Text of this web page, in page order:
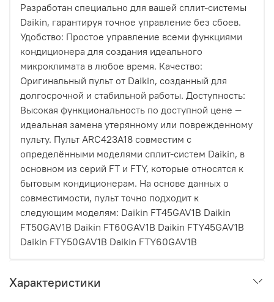
Разработан специально для вашей сплит-системы
Daikin, гарантируя точное управление без сбоев.
Удобство: Простое управление всеми функциями
кондиционера для создания идеального
микроклимата в любое время. Качество:
Оригинальный пульт от Daikin, созданный для
долгосрочной и стабильной работы. Доступность:
Высокая функциональность по доступной цене —
идеальная замена утерянному или поврежденному
пульту. Пульт ARC423A18 совместим с
определёнными моделями сплит-систем Daikin, в
основном из серий FT и FTY, которые относятся к
бытовым кондиционерам. На основе данных о
совместимости, пульт точно подходит к
следующим моделям: Daikin FT45GAV1B Daikin
FT50GAV1B Daikin FT60GAV1B Daikin FTY45GAV1B
Daikin FTY50GAV1B Daikin FTY60GAV1B
Характеристики